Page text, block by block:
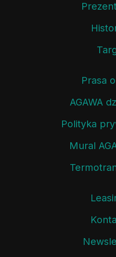
Prasa
AGAWA
Polityka
Mural